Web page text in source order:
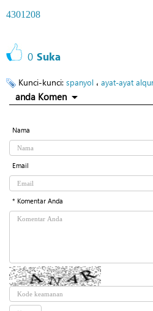
4301208
0 Suka
Kunci-kunci: spanyol ، ayat-ayat
anda Komen
Nama
Email
* Komentar Anda